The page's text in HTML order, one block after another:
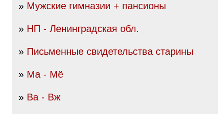
» Мужские гимназии + пансионы
» НП - Ленинградская обл.
» Письменные свидетельства старины
» Ма - Мё
» Ва - Вж